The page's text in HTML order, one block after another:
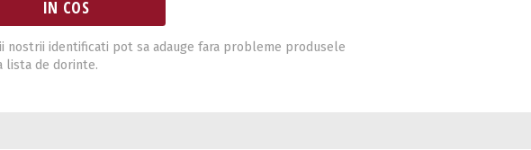
nostrii identificati pot sa adauge fara probleme produsele
lista de dorinte.